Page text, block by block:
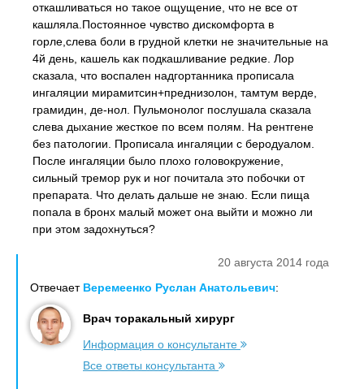
откашливаться но такое ощущение, что не все от
кашляла.Постоянное чувство дискомфорта в
горле,слева боли в грудной клетки не значительные на
4й день, кашель как подкашливание редкие. Лор
сказала, что воспален надгортанника прописала
ингаляции мирамитсин+преднизолон, тамтум верде,
грамидин, де-нол. Пульмонолог послушала сказала
слева дыхание жесткое по всем полям. На рентгене
без патологии. Прописала ингаляции с беродуалом.
После ингаляции было плохо головокружение,
сильный тремор рук и ног почитала это побочки от
препарата. Что делать дальше не знаю. Если пища
попала в бронх малый может она выйти и можно ли
при этом задохнуться?
20 августа 2014 года
Отвечает Веремеенко Руслан Анатольевич:
Врач торакальный хирург
Информация о консультанте
Все ответы консультанта